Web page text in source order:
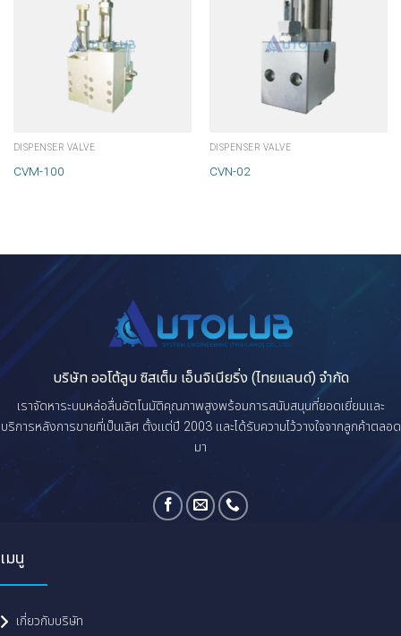
DISPENSER VALVE
CVM-100
DISPENSER VALVE
CVN-02
บริษัท ออโต้ลูบ ซิสเต็ม เอ็นจิเนียริ่ง (ไทยแลนด์) จำกัด
เราจัดหาระบบหล่อลื่นอัตโนมัติคุณภาพสูงพร้อมการสนับสนุนที่ยอดเยี่ยมและ
บริการหลังการขายที่เป็นเลิศ ตั้งแต่ปี 2003 และได้รับความไว้วางใจจากลูกค้าตลอด
มา
เมนู
เกี่ยวกับบริษัท